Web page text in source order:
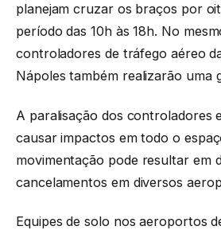
planejam cruzar os braços por
período das 10h às 18h. No
controladores de tráfego aéreo
Nápoles também realizarão uma
A paralisação dos controladores
causar impactos em todo o
movimentação pode resultar em
cancelamentos em diversos
Equipes de solo nos aeroportos